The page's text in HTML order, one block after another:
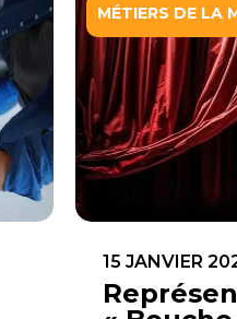
MÉTIERS DE LA
15 JANVIER